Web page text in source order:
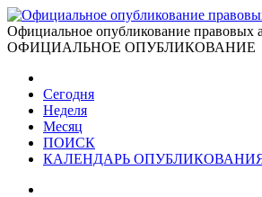
Официальное опубликование правовых
ОФИЦИАЛЬНОЕ ОПУБЛИКОВАНИЕ
Сегодня
Неделя
Месяц
ПОИСК
КАЛЕНДАРЬ